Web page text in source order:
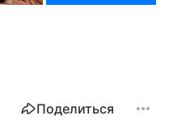
Поделиться